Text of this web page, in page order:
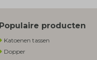
Populaire producten
Katoenen tassen
Dopper